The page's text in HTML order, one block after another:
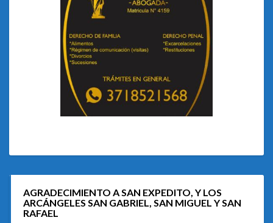
AGRADECIMIENTO A SAN EXPEDITO, Y LOS
ARCÁNGELES SAN GABRIEL, SAN MIGUEL Y SAN
RAFAEL